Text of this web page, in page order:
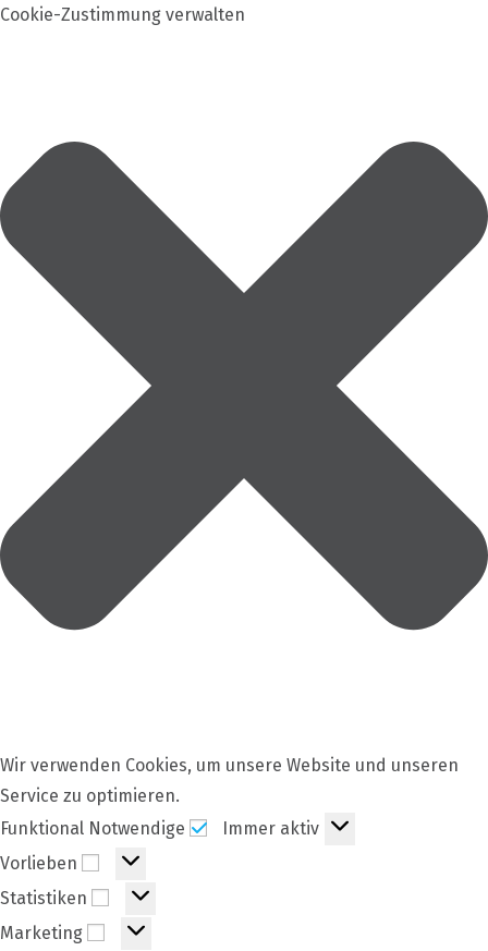
Cookie-Zustimmung verwalten
Wir verwenden Cookies, um unsere Website und unseren
Service zu optimieren.
Funktional Notwendige
Funktional
Immer aktiv
Vorlieben
Vorlieben
Statistiken Statistiken
Marketing Marketing